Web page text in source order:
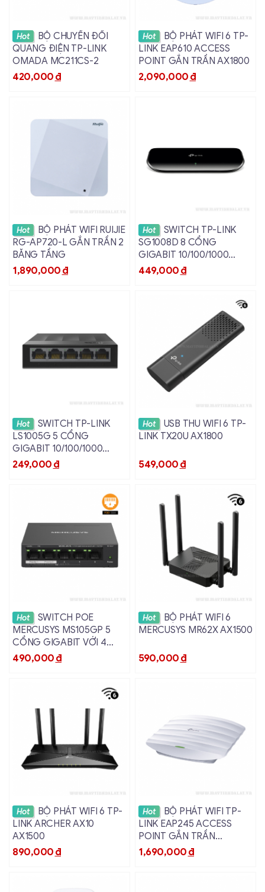
Xem chi tiết
Hot
BỘ CHUYỂN ĐỔI
QUANG ĐIỆN TP-LINK
OMADA MC211CS-2
420,000đ
Xem chi tiết
Hot
BỘ PHÁT WIFI 6 TP-
LINK EAP610 ACCESS
POINT GẮN TRẦN AX1800
2,090,000đ
Xem chi tiết
Hot
BỘ PHÁT WIFI RUIJIE
RG-AP720-L GẮN TRẦN 2
BĂNG TẦNG
1,890,000đ
Xem chi tiết
Hot
SWITCH TP-LINK
SG1008D 8 CỔNG
GIGABIT 10/100/1000
MBPS VỎ NHỰA
449,000đ
Xem chi tiết
Hot
SWITCH TP-LINK
LS1005G 5 CỔNG
GIGABIT 10/100/1000
MBPS VỎ NHỰA
249,000đ
Xem chi tiết
Hot
USB THU WIFI 6 TP-
LINK TX20U AX1800
549,000đ
Xem chi tiết
Hot
SWITCH POE
MERCUSYS MS105GP 5
CỔNG GIGABIT VỚI 4
CỔNG POE+ VỎ SẮT
490,000đ
Xem chi tiết
Hot
BỘ PHÁT WIFI 6
MERCUSYS MR62X AX1500
590,000đ
Xem chi tiết
Hot
BỘ PHÁT WIFI 6 TP-
LINK ARCHER AX10
AX1500
890,000đ
Xem chi tiết
Hot
BỘ PHÁT WIFI TP-
LINK EAP245 ACCESS
POINT GẮN TRẦN
GIGABIT AC1750 MU-
1,690,000đ